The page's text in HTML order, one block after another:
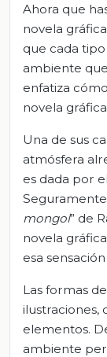
Ahora que
novela
que cada
ambiente
enfatiza
novela
Una de sus
atmósfera
es dada por
mongol” de
novela
esa
Las formas
ilustraciones,
elementos.
ambiente